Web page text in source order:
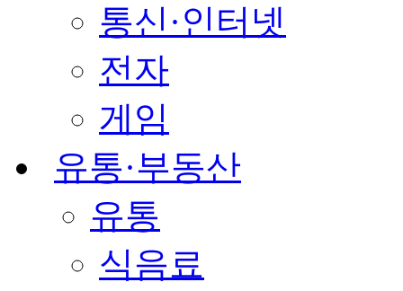
통신·인터넷
전자
게임
유통·부동산
유통
식음료